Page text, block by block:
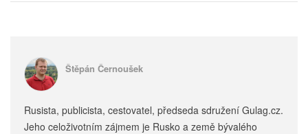
Štěpán Černoušek
Rusista, publicista, cestovatel, předseda sdružení Gulag.cz.
Jeho celoživotním zájmem je Rusko a země bývalého